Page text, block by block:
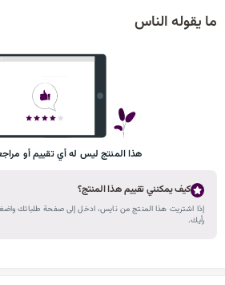
ما يقوله الناس
هذا المنتج ليس له أي تقييم أو
كيف يمكنني تقييم هذا المنتج؟
إذا اشتريت هذا المنتج من نايس، ادخل إلى صفحة طلباتك
رأيك.